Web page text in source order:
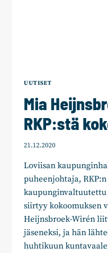
UUTISET
Mia
RKP:stä
21.12.2020
Loviisan
puheenjohtaja,
siirtyy kokoomuksen
Heijnsbroek-Wirén
jäseneksi, ja hän
huhtikuun